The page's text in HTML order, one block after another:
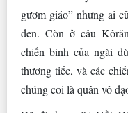
gươm giáo” nhưng ai
đen. Còn ở câu
chiến binh của ngài
thương tiếc, và các
chúng coi là quân vô